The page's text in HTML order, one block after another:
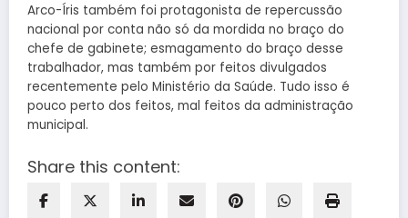
Arco-Íris também foi protagonista de repercussão
nacional por conta não só da mordida no braço do
chefe de gabinete; esmagamento do braço desse
trabalhador, mas também por feitos divulgados
recentemente pelo Ministério da Saúde. Tudo isso é
pouco perto dos feitos, mal feitos da administração
municipal.
Share this content: